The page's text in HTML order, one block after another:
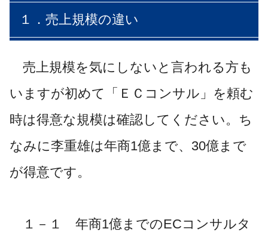
１．売上規模の違い
売上規模を気にしないと言われる方も
いますが初めて「ＥＣコンサル」を頼む
時は得意な規模は確認してください。ち
なみに李重雄は年商1億まで、30億まで
が得意です。
１－１ 年商1億までのECコンサルタ